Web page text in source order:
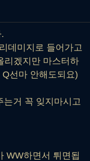
데미지로 들어가고
리겠지만 마스터하
선마 안해도되요)
거 꼭 잊지마시고
WW하면서 튀면됩